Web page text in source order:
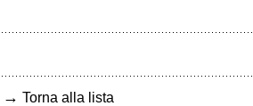
→ Torna alla lista